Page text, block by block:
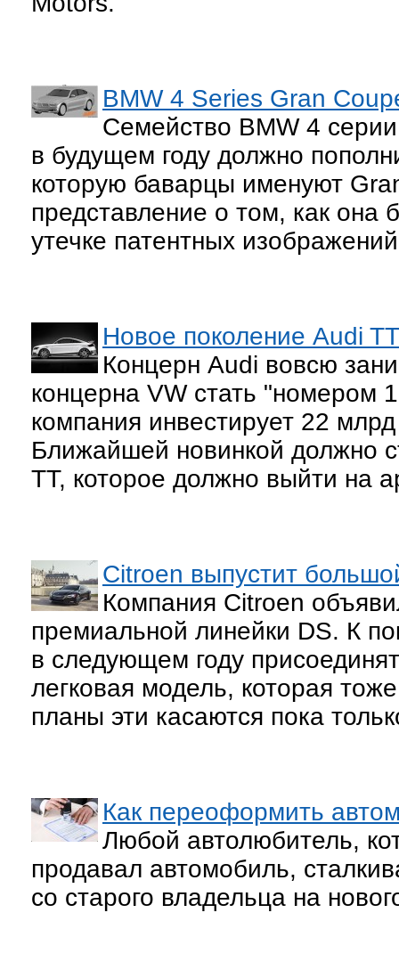
BMW 4 Series Gran
Семейство BMW 4
в будущем году должно
которую баварцы именуют
представление о том, как она
утечке патентных
Новое поколение Audi
Концерн Audi вовсю
концерна VW стать "номером
компания инвестирует 22
Ближайшей новинкой должно
TT, которое должно выйти на
Citroen выпустит
Компания Citroen
премиальной линейки DS. К
в следующем году
легковая модель, которая
планы эти касаются пока
Как переоформить
Любой автолюбитель,
продавал автомобиль,
со старого владельца на